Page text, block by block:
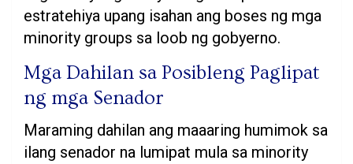
estratehiya upang isahan ang boses ng mga
minority groups sa loob ng gobyerno.
Mga Dahilan sa Posibleng Paglipat
ng mga Senador
Maraming dahilan ang maaaring humimok sa
ilang senador na lumipat mula sa minority